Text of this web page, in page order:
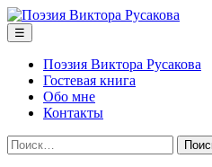
Перейти
к
содержимому
☰
Поэзия Виктора Русакова
Гостевая книга
Обо мне
Контакты
Найти: